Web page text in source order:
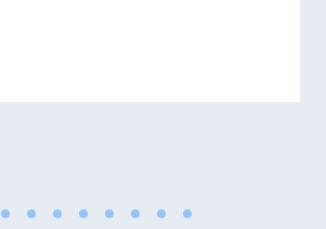
COMITES 2026